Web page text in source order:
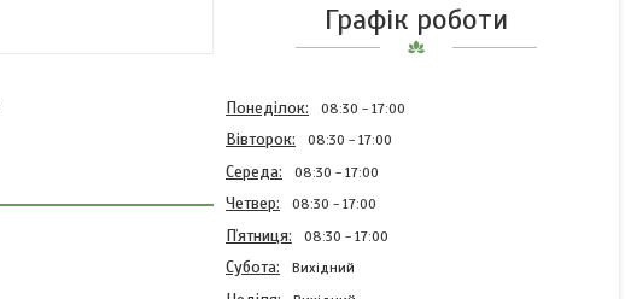
Графік роботи
Понеділок 08:30 17:00
Вівторок 08:30 17:00
Середа 08:30 17:00
Четвер 08:30 17:00
Пʼятниця 08:30 17:00
Субота Вихідний